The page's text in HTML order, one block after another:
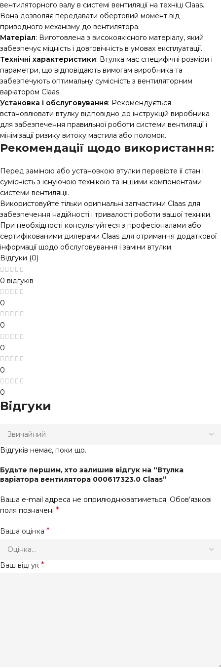
вентиляторного валу в системі вентиляції на техніці Claas.
Вона дозволяє передавати обертовий момент від
приводного механізму до вентилятора.
Матеріал: Виготовлена з високоякісного матеріалу, який
забезпечує міцність і довговічність в умовах експлуатації.
Технічні характеристики: Втулка має специфічні розміри і
параметри, що відповідають вимогам виробника та
забезпечують оптимальну сумісність з вентиляторним
варіатором Claas.
Установка і обслуговування: Рекомендується
встановлювати втулку відповідно до інструкцій виробника
для забезпечення правильної роботи системи вентиляції і
мінімізації ризику витоку мастила або поломок.
Рекомендації щодо використання:
Перед заміною або установкою втулки перевірте її стан і
сумісність з існуючою технікою та іншими компонентами
системи вентиляції.
Використовуйте тільки оригінальні запчастини Claas для
забезпечення надійності і тривалості роботи вашої техніки.
При необхідності консультуйтеся з професіоналами або
сертифікованими дилерами Claas для отримання додаткової
інформації щодо обслуговування і заміни втулки.
Відгуки (0)
0 відгуків
0
0
0
0
0
Відгуки
Відгуків немає, поки що.
Будьте першим, хто залишив відгук на “Втулка
варіатора вентилятора 000617323.0 Claas”
Ваша e-mail адреса не оприлюднюватиметься. Обов’язкові
поля позначені *
Ваша оцінка *
Ваш відгук *